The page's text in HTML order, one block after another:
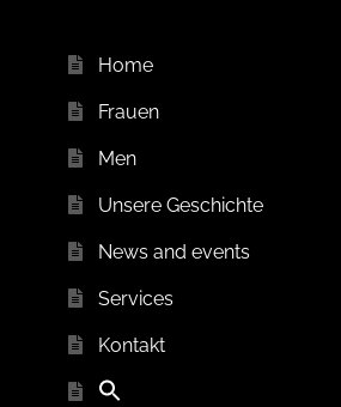
Home
Frauen
Men
Unsere Geschichte
News and events
Services
Kontakt